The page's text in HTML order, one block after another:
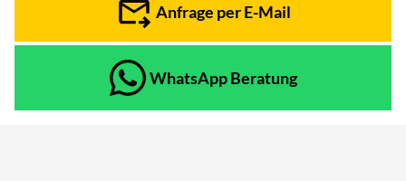
Anfrage per E-Mail
WhatsApp Beratung